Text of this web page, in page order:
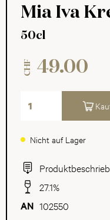
Mia Iva
50cl
Produktbeschrieb
27.1%
102550
Nicht auf Lager
CHF 49.00